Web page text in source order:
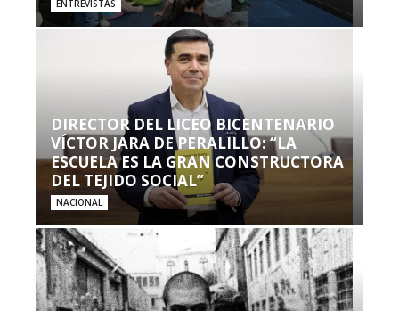
ENTREVISTAS
DIRECTOR DEL LICEO BICENTENARIO
VÍCTOR JARA DE PERALILLO: “LA
ESCUELA ES LA GRAN CONSTRUCTORA
DEL TEJIDO SOCIAL”
NACIONAL